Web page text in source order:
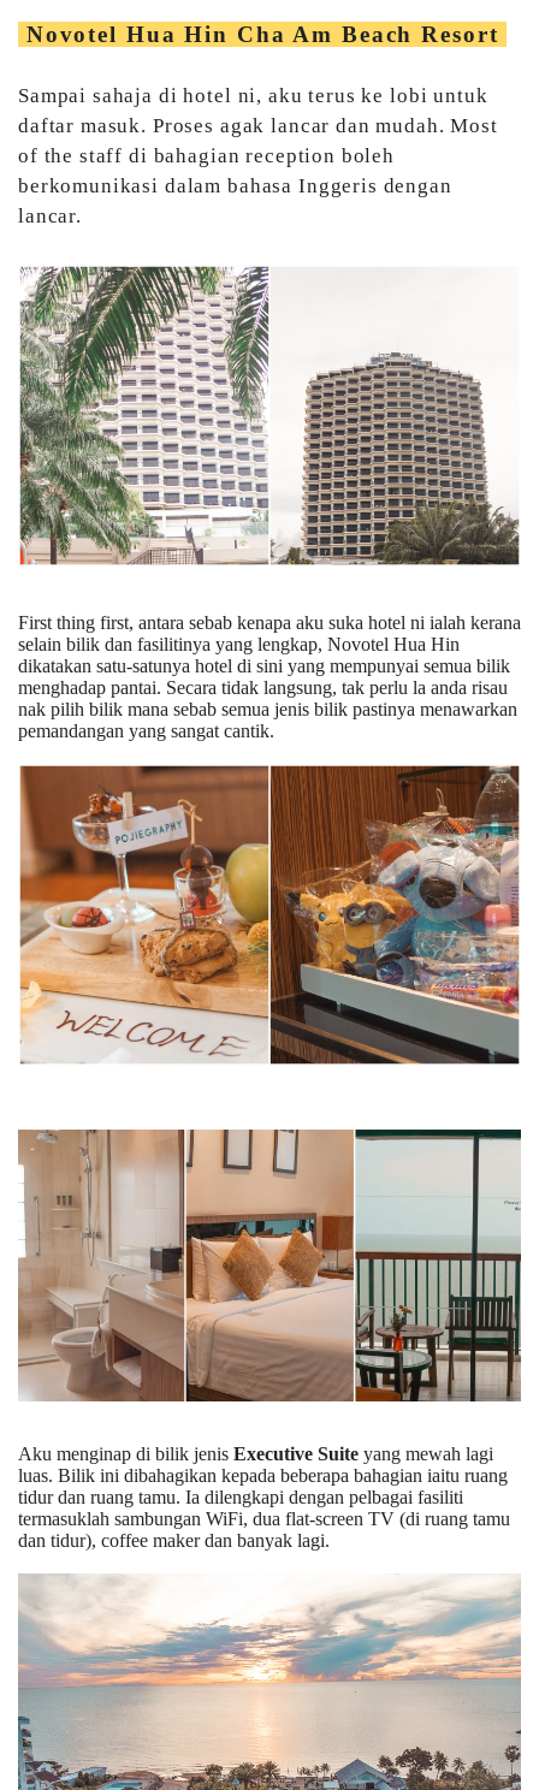
Novotel Hua Hin Cha Am Beach Resort
Sampai sahaja di hotel ni, aku terus ke lobi untuk
daftar masuk. Proses agak lancar dan mudah. Most
of the staff di bahagian reception boleh
berkomunikasi dalam bahasa Inggeris dengan
lancar.
First thing first, antara sebab kenapa aku suka hotel ni ialah kerana
selain bilik dan fasilitinya yang lengkap, Novotel Hua Hin
dikatakan satu-satunya hotel di sini yang mempunyai semua bilik
menghadap pantai. Secara tidak langsung, tak perlu la anda risau
nak pilih bilik mana sebab semua jenis bilik pastinya menawarkan
pemandangan yang sangat cantik.
Aku menginap di bilik jenis Executive Suite yang mewah lagi
luas. Bilik ini dibahagikan kepada beberapa bahagian iaitu ruang
tidur dan ruang tamu. Ia dilengkapi dengan pelbagai fasiliti
termasuklah sambungan WiFi, dua flat-screen TV (di ruang tamu
dan tidur), coffee maker dan banyak lagi.